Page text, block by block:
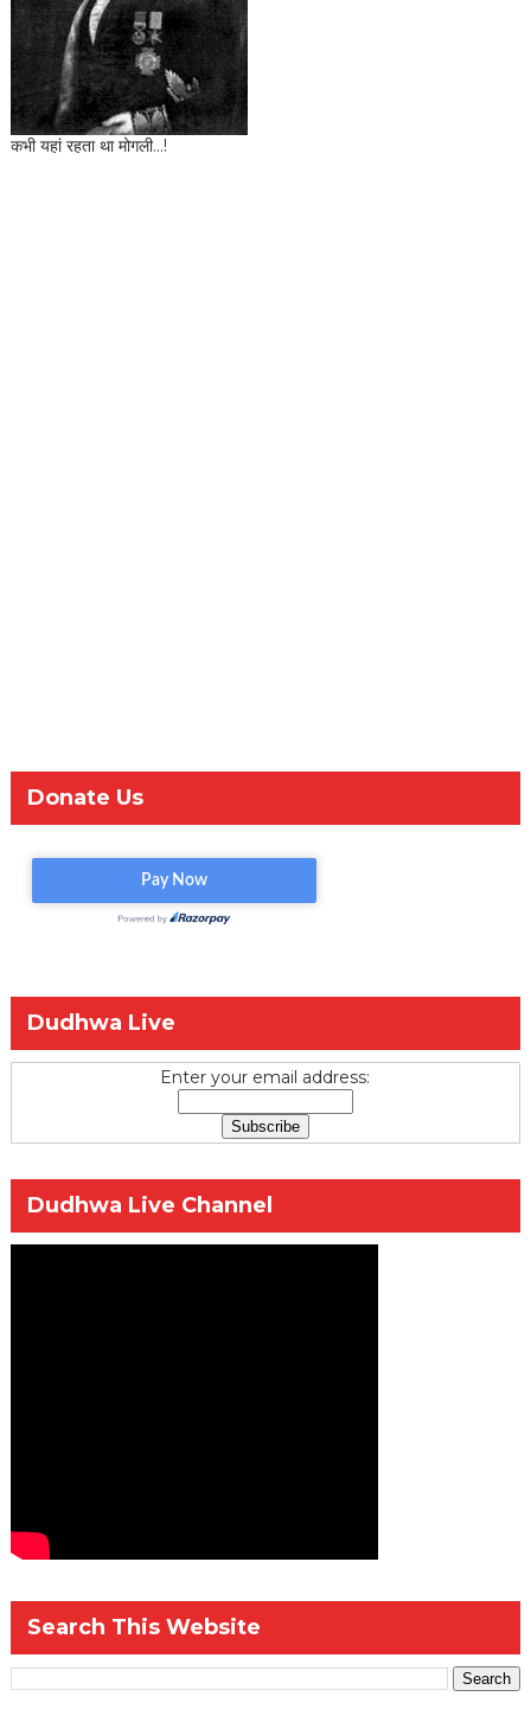
कभी यहां रहता था मोगली...!
Donate Us
Dudhwa Live
Enter your email address:
Dudhwa Live Channel
Search This Website